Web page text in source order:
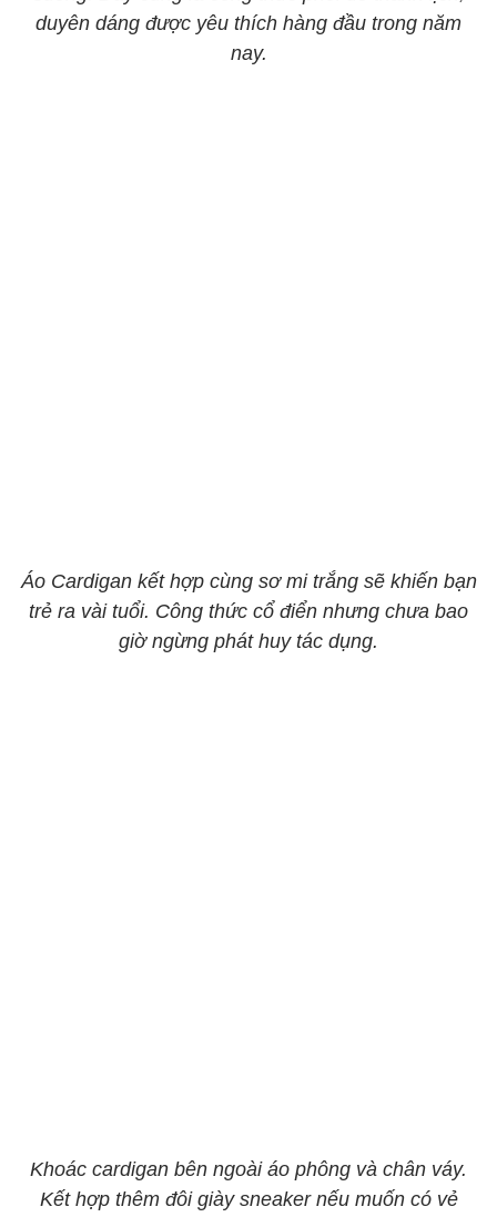
duyên dáng được yêu thích hàng đầu trong năm
nay.
Áo Cardigan kết hợp cùng sơ mi trắng sẽ khiến bạn
trẻ ra vài tuổi. Công thức cổ điển nhưng chưa bao
giờ ngừng phát huy tác dụng.
Khoác cardigan bên ngoài áo phông và chân váy.
Kết hợp thêm đôi giày sneaker nếu muốn có vẻ